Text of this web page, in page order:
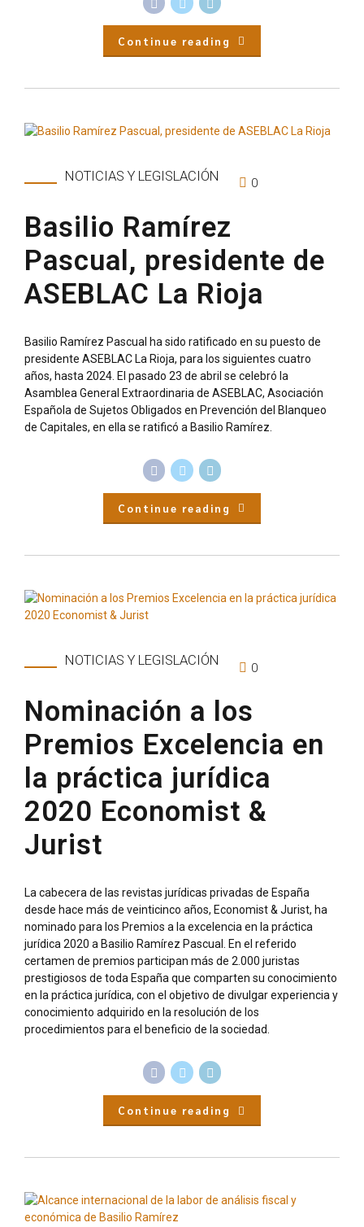
Continue reading
NOTICIAS Y LEGISLACIÓN 0
Basilio Ramírez
Pascual, presidente de
ASEBLAC La Rioja
Basilio Ramírez Pascual ha sido ratificado en su puesto de
presidente ASEBLAC La Rioja, para los siguientes cuatro
años, hasta 2024. El pasado 23 de abril se celebró la
Asamblea General Extraordinaria de ASEBLAC, Asociación
Española de Sujetos Obligados en Prevención del Blanqueo
de Capitales, en ella se ratificó a Basilio Ramírez.
Continue reading
NOTICIAS Y LEGISLACIÓN 0
Nominación a los
Premios Excelencia en
la práctica jurídica
2020 Economist &
Jurist
La cabecera de las revistas jurídicas privadas de España
desde hace más de veinticinco años, Economist & Jurist, ha
nominado para los Premios a la excelencia en la práctica
jurídica 2020 a Basilio Ramírez Pascual. En el referido
certamen de premios participan más de 2.000 juristas
prestigiosos de toda España que comparten su conocimiento
en la práctica jurídica, con el objetivo de divulgar experiencia y
conocimiento adquirido en la resolución de los
procedimientos para el beneficio de la sociedad.
Continue reading